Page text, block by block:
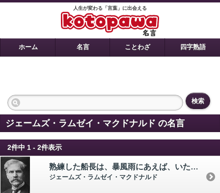
人生が変わる「言葉」に出会える
ホーム 名言 ことわざ 四字熟語
検索
ジェームズ・ラムゼイ・マクドナルド の名言
2件中 1 - 2件表示
熟練した船長は、暴風雨にあえば、いたずらに暴力に抵抗するの愚はしないが、しかもまた、いたずらに絶望して波風のほんろうに船を委せはしない。 つねに確固たる自信と成算をもって、最後の瞬間まで全知全能をつくして活路を開くことにつとめるのである。 人生の困難突破の要諦である。
ジェームズ・ラムゼイ・マクドナルド